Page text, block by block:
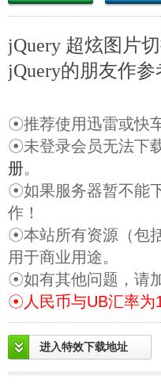
jQuery 超炫图片
jQuery的朋友作参
☉推荐使用迅雷或快
☉未登录会员无法下
册。
☉如果服务器暂不能
作！
☉本站所有资源（包
用于商业用途。
☉如有其他问题，请
☉人民币与UB汇率为
进入特效下载地址